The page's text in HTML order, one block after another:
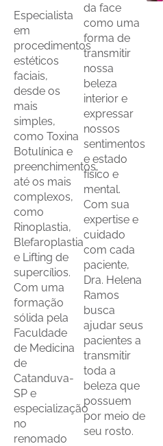
Especialista
em
procedimentos
estéticos
faciais,
desde os
mais
simples,
como Toxina
Botulínica e
preenchimentos,
até os mais
complexos,
como
Rinoplastia,
Blefaroplastia
e Lifting de
supercílios.
Com uma
formação
sólida pela
Faculdade
de Medicina
de
Catanduva-
SP e
especialização
no
renomado
da face
como uma
forma de
transmitir
nossa
beleza
interior e
expressar
nossos
sentimentos
e estado
físico e
mental.
Com sua
expertise e
cuidado
com cada
paciente,
Dra. Helena
Ramos
busca
ajudar seus
pacientes a
transmitir
toda a
beleza que
possuem
por meio de
seu rosto.